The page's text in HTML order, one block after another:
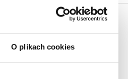
O plikach cookies